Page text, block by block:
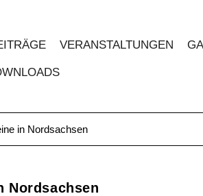
VERANSTALTUNGEN
in Nordsachsen
Nordsachsen